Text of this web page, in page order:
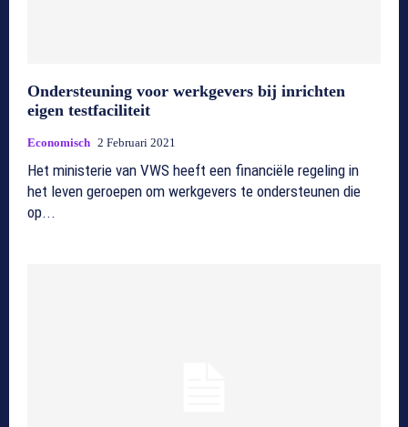
Ondersteuning voor werkgevers bij inrichten
eigen testfaciliteit
Economisch 2 Februari 2021
Het ministerie van VWS heeft een financiële regeling in
het leven geroepen om werkgevers te ondersteunen die
op...